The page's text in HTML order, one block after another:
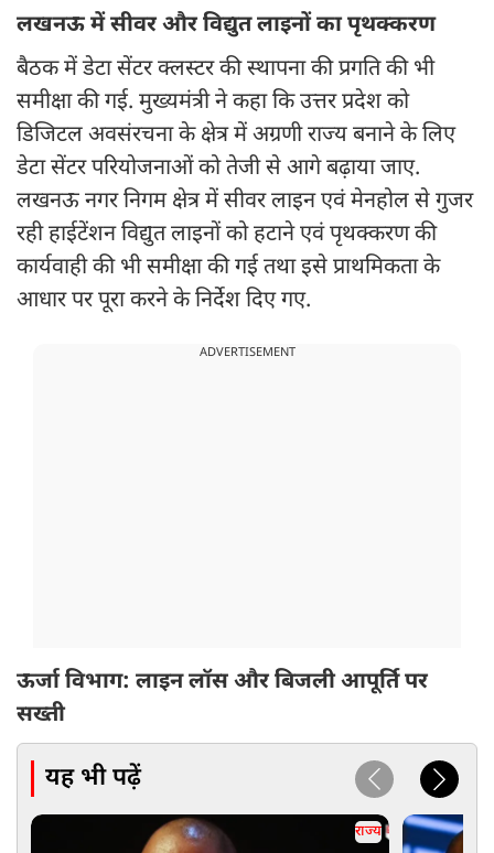
लखनऊ में सीवर और विद्युत लाइनों का पृथक्करण
बैठक में डेटा सेंटर क्लस्टर की स्थापना की प्रगति की भी
समीक्षा की गई. मुख्यमंत्री ने कहा कि उत्तर प्रदेश को
डिजिटल अवसंरचना के क्षेत्र में अग्रणी राज्य बनाने के लिए
डेटा सेंटर परियोजनाओं को तेजी से आगे बढ़ाया जाए.
लखनऊ नगर निगम क्षेत्र में सीवर लाइन एवं मेनहोल से गुजर
रही हाईटेंशन विद्युत लाइनों को हटाने एवं पृथक्करण की
कार्यवाही की भी समीक्षा की गई तथा इसे प्राथमिकता के
आधार पर पूरा करने के निर्देश दिए गए.
ADVERTISEMENT
ऊर्जा विभाग: लाइन लॉस और बिजली आपूर्ति पर
सख्ती
यह भी पढ़ें
राज्य